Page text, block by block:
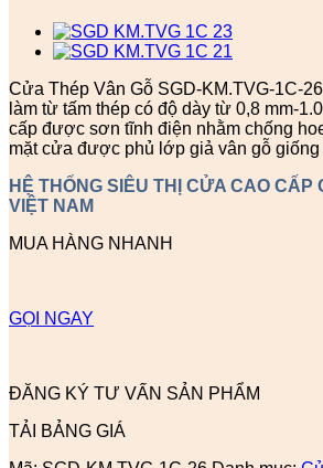
Cửa Thép Vân Gỗ SGD-KM.TVG-1C-
làm từ tấm thép có độ dày từ 0,8 mm-
cấp được sơn tĩnh điện nhằm chống
mặt cửa được phủ lớp giả vân gỗ
HỆ THỐNG SIÊU THỊ CỬA CAO CẤP
VIỆT NAM
MUA HÀNG NHANH
GỌI NGAY
ĐĂNG KÝ TƯ VẤN SẢN PHẨM
TẢI BẢNG GIÁ